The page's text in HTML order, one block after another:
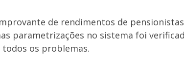
de rendimentos de
parametrizações no sistema foi
os problemas.